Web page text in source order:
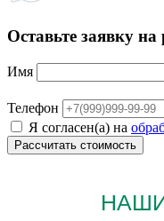
Оставьте заявку на
Имя
Телефон
Я согласен(а) на